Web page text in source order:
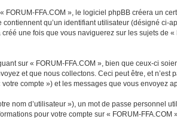
FFA.COM », le logiciel phpBB créera un
qu’un identifiant utilisateur (désigné
une fois que vous naviguerez sur les sujets de
sur « FORUM-FFA.COM », bien que ceux-ci
et que nous collectons. Ceci peut être, et
compte ») et les messages que vous envoyez
nom d’utilisateur »), un mot de passe personnel
pour votre compte sur « FORUM-